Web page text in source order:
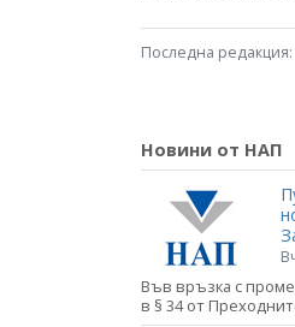
Последна редакция:
Новини от НАП
Във връзка с
в § 34 от